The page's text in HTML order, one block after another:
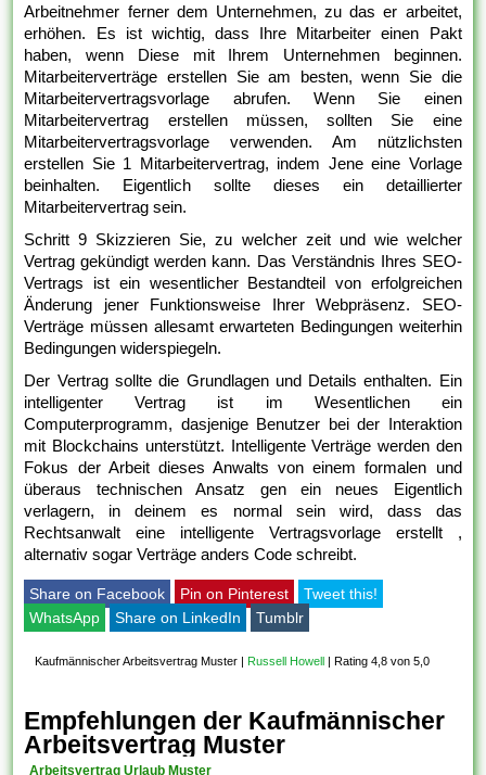
Arbeitnehmer ferner dem Unternehmen, zu das er arbeitet,
erhöhen. Es ist wichtig, dass Ihre Mitarbeiter einen Pakt
haben, wenn Diese mit Ihrem Unternehmen beginnen.
Mitarbeiterverträge erstellen Sie am besten, wenn Sie die
Mitarbeitervertragsvorlage abrufen. Wenn Sie einen
Mitarbeitervertrag erstellen müssen, sollten Sie eine
Mitarbeitervertragsvorlage verwenden. Am nützlichsten
erstellen Sie 1 Mitarbeitervertrag, indem Jene eine Vorlage
beinhalten. Eigentlich sollte dieses ein detaillierter
Mitarbeitervertrag sein.
Schritt 9 Skizzieren Sie, zu welcher zeit und wie welcher
Vertrag gekündigt werden kann. Das Verständnis Ihres SEO-
Vertrags ist ein wesentlicher Bestandteil von erfolgreichen
Änderung jener Funktionsweise Ihrer Webpräsenz. SEO-
Verträge müssen allesamt erwarteten Bedingungen weiterhin
Bedingungen widerspiegeln.
Der Vertrag sollte die Grundlagen und Details enthalten. Ein
intelligenter Vertrag ist im Wesentlichen ein
Computerprogramm, dasjenige Benutzer bei der Interaktion
mit Blockchains unterstützt. Intelligente Verträge werden den
Fokus der Arbeit dieses Anwalts von einem formalen und
überaus technischen Ansatz gen ein neues Eigentlich
verlagern, in deinem es normal sein wird, dass das
Rechtsanwalt eine intelligente Vertragsvorlage erstellt ,
alternativ sogar Verträge anders Code schreibt.
Share on Facebook Pin on Pinterest
Tweet this!
WhatsApp
Share on LinkedIn Tumblr
Kaufmännischer Arbeitsvertrag Muster | Russell Howell |Rating 4,8 von 5,0
Empfehlungen der Kaufmännischer
Arbeitsvertrag Muster
Arbeitsvertrag Urlaub Muster